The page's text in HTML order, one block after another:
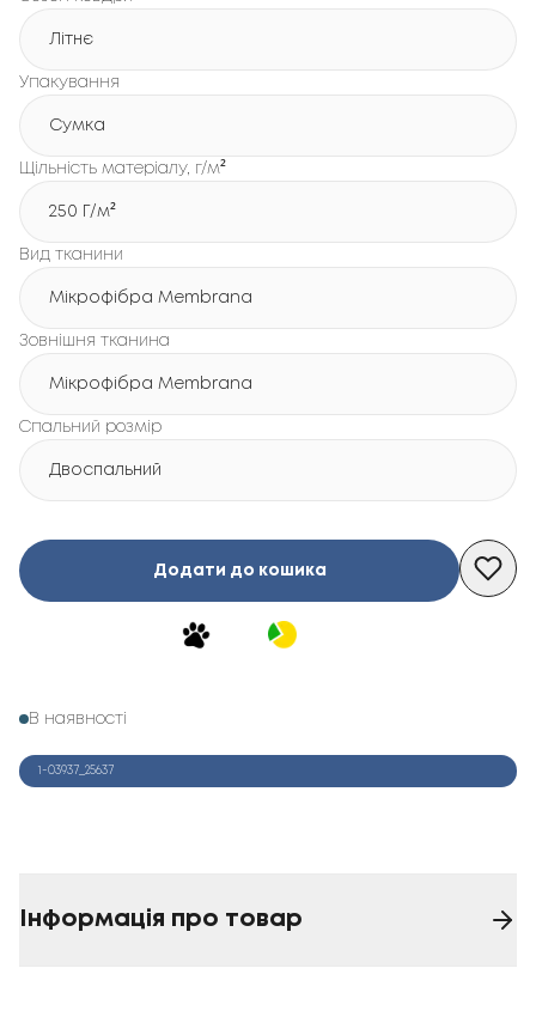
Літнє
Упакування
Сумка
Щільність матеріалу, г/м²
250 Г/м²
Вид тканини
Мікрофібра Membrana
Зовнішня тканина
Мікрофібра Membrana
Спальний розмір
Двоспальний
Додати до кошика
В наявності
1-03937_25637
Інформація про товар